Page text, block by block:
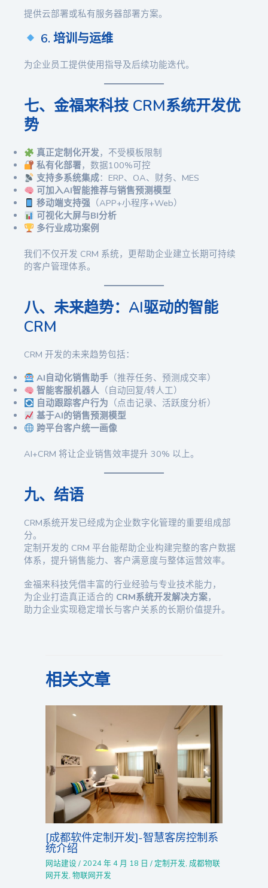
提供云部署或私有服务器部署方案。
6. 培训与运维
为企业员工提供使用指导及后续功能迭代。
七、金福来科技 CRM系统开发优
势
真正定制化开发，不受模板限制
私有化部署，数据100%可控
支持多系统集成：ERP、OA、财务、MES
可加入AI智能推荐与销售预测模型
移动端支持强（APP+小程序+Web）
可视化大屏与BI分析
多行业成功案例
我们不仅开发 CRM 系统，更帮助企业建立长期可持续
的客户管理体系。
八、未来趋势：AI驱动的智能
CRM
CRM 开发的未来趋势包括：
AI自动化销售助手（推荐任务、预测成交率）
智能客服机器人（自动回复/转人工）
自动跟踪客户行为 （点击记录、活跃度分析）
基于AI的销售预测模型
跨平台客户统一画像
AI+CRM 将让企业销售效率提升 30% 以上。
九、结语
CRM系统开发已经成为企业数字化管理的重要组成部
分。
定制开发的 CRM 平台能帮助企业构建完整的客户数据
体系，提升销售能力、客户满意度与整体运营效率。
金福来科技凭借丰富的行业经验与专业技术能力，
为企业打造真正适合的 CRM系统开发解决方案，
助力企业实现稳定增长与客户关系的长期价值提升。
相关文章
[成都软件定制开发]-智慧客房控制系
统介绍
网站建设 / 2024 年 4 月 18 日/ 定制开发,成都物联
网开发,物联网开发